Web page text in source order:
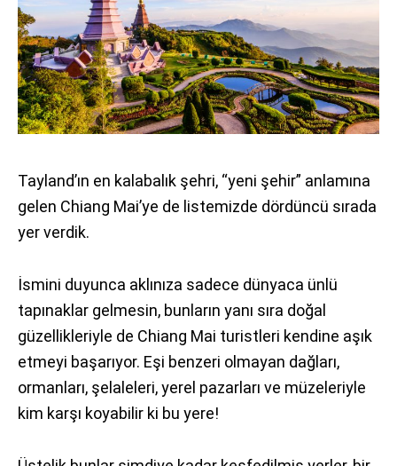
Tayland’ın en kalabalık şehri, “yeni şehir” anlamına
gelen Chiang Mai’ye de listemizde dördüncü sırada
yer verdik.
İsmini duyunca aklınıza sadece dünyaca ünlü
tapınaklar gelmesin, bunların yanı sıra doğal
güzellikleriyle de Chiang Mai turistleri kendine aşık
etmeyi başarıyor. Eşi benzeri olmayan dağları,
ormanları, şelaleleri, yerel pazarları ve müzeleriyle
kim karşı koyabilir ki bu yere!